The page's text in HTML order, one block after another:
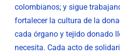
colombianos; y sigue
fortalecer la cultura de la
cada órgano y tejido donado
necesita. Cada acto de